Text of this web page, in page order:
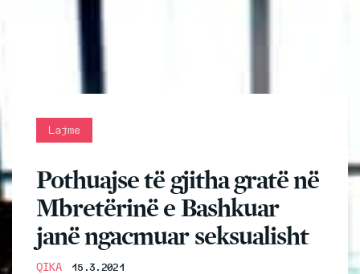
Lajme
Pothuajse të gjitha gratë në
Mbretërinë e Bashkuar
janë ngacmuar seksualisht
QIKA 15.3.2021